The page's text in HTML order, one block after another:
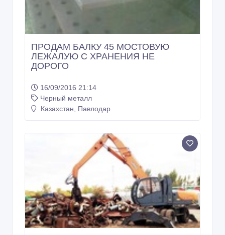
ПРОДАМ БАЛКУ 45 МОСТОВУЮ
ЛЕЖАЛУЮ С ХРАНЕНИЯ НЕ
ДОРОГО
16/09/2016 21:14
Черный металл
Казахстан, Павлодар